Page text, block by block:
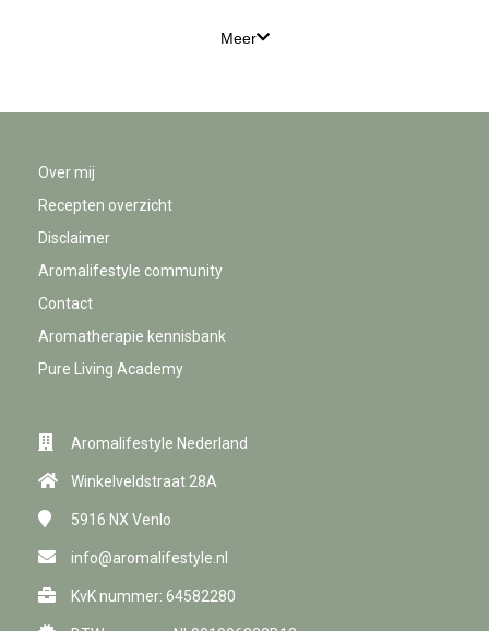
Meer
Over mij
Recepten overzicht
Disclaimer
Aromalifestyle community
Contact
Aromatherapie kennisbank
Pure Living Academy
Aromalifestyle Nederland
Winkelveldstraat 28A
5916 NX Venlo
info@aromalifestyle.nl
KvK nummer: 64582280